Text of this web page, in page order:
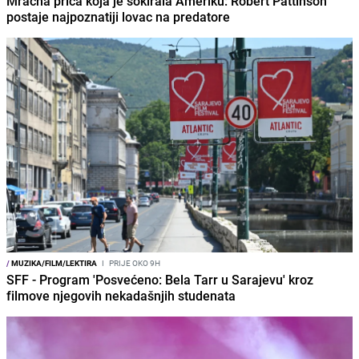
postaje najpoznatiji lovac na predatore
/MUZIKA/FILM/LEKTIRA I PRIJE OKO 9H
SFF - Program 'Posvećeno: Bela Tarr u Sarajevu' kroz
filmove njegovih nekadašnjih studenata